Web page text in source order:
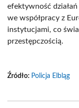
efektywność
we współpracy z
instytucjami, co
przestępczością.
Źródło: Policja Elbląg